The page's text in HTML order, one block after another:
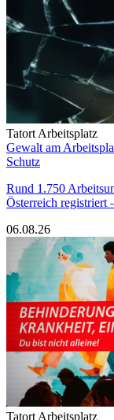
Tatort Arbeitsplatz
Gewalt am
Schutz
Rund 1.750
Österreich registriert
06.08.26
Tatort Arbeitsplatz